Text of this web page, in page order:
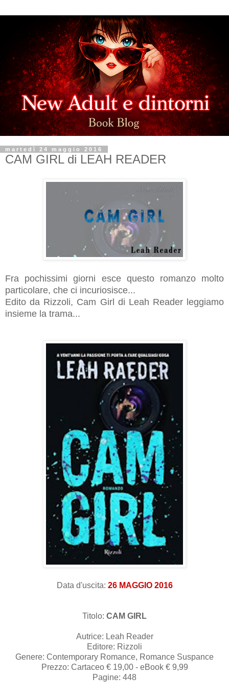
martedì 24 maggio 2016
CAM GIRL di LEAH READER
Fra pochissimi giorni esce questo romanzo molto
particolare, che ci incuriosisce...
Edito da Rizzoli, Cam Girl di Leah Reader leggiamo
insieme la trama...
Data d'uscita: 26 MAGGIO 2016
Titolo: CAM GIRL
Autrice: Leah Reader
Editore: Rizzoli
Genere: Contemporary Romance, Romance Suspance
Prezzo: Cartaceo € 19,00 - eBook € 9,99
Pagine: 448